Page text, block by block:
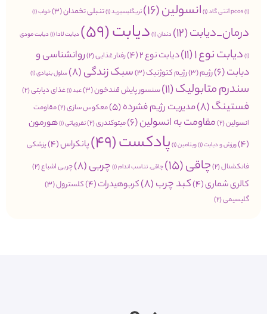
pcos(1) آنتی گاد(1) انسولین(16) تریگلیسیرید(1) تنبلی تخمدان(3) خواب(1)
درمان_دیابت(12) دندان(1) دیابت(59) دیابت لادا(1) دیابت مودی
(1) دیابت نوع 1 (11) دیابت نوع 2 (4) رفتار غذایی(2) روانشناسی و
دیابت(6) رژیم(3) رژیم کتوژنیک(3) سبک زندگی(8) سلول بنیادی(1)
سندرم متابولیک(11) سنسور پایش قندخون(3) عید(1) غذای دیابتی(2)
فستینگ(8) مدیریت رژیم فشرده(5) معکوس سازی(2) مقاومت
انسولین(2) مقاومت به انسولین(6) میتوکندری(2) نفروپاتی(1) هورمون
(4)
ورزش و دیابت(1) ویتامین(1) پادکست(49) پانکراس(4)
پزشکی
فانکشنال(2) چاقی(15) چاقی. تناسب اندام(1) چربی(8) چربی اشباع(2)
کالری شماری(4) کبد چرب(8) کربوهیدرات(4) کلسترول(3)
گلیسیمی(2)